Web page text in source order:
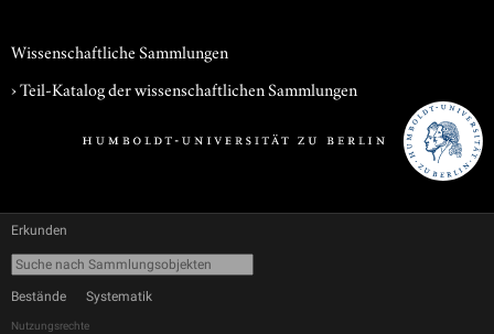
Wissenschaftliche Sammlungen
› Teil-Katalog der wissenschaftlichen Sammlungen
Erkunden
Bestände Systematik
Nutzungsrechte